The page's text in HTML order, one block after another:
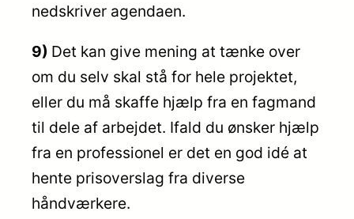
nedskriver agendaen.
9) Det kan give mening at tænke over
om du selv skal stå for hele projektet,
eller du må skaffe hjælp fra en fagmand
til dele af arbejdet. Ifald du ønsker hjælp
fra en professionel er det en god idé at
hente prisoverslag fra diverse
håndværkere.